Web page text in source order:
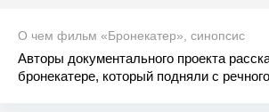
О чем фильм «Бронекатер», синопсис
Авторы документального проекта
бронекатере, который подняли с